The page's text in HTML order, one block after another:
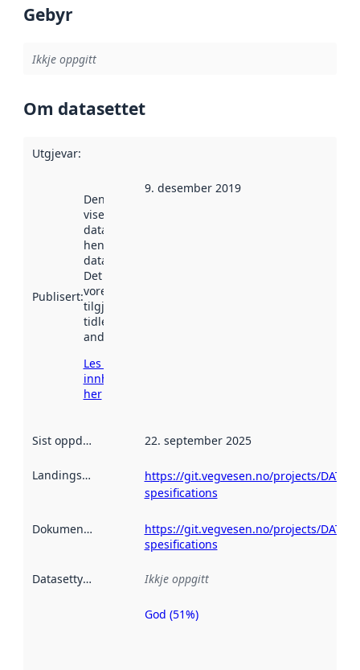
Gebyr
Ikkje oppgitt
Om datasettet
Utgjevar:
Publisert:
Denne datoen
viser når
datasettet vart
henta inn av
data.norge.no.
Det kan ha
vore
tilgjengeleg
tidlegare
andre stader.
Les meir om
innhenting
her
9. desember 2019
Sist oppdatert 22. september 2025
Landingsside
https://git.vegvesen.no/projects/
spesifications
Dokumentasjon
https://git.vegvesen.no/projects/
spesifications
Datasettype Ikkje oppgitt
Metadatakvalitet
God (51%)